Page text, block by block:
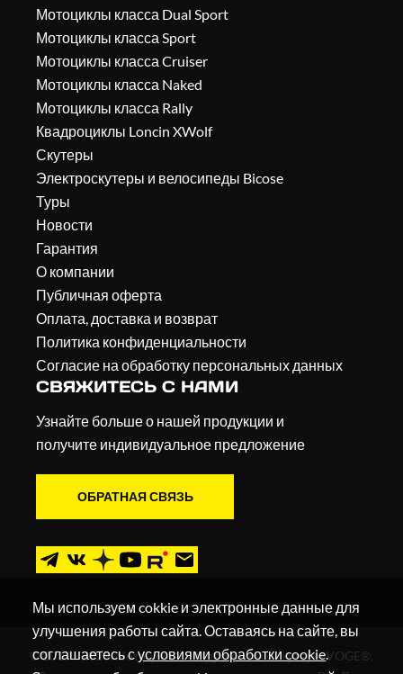
Мотоциклы класса Dual Sport
Мотоциклы класса Sport
Мотоциклы класса Cruiser
Мотоциклы класса Naked
Мотоциклы класса Rally
Квадроциклы Loncin XWolf
Скутеры
Электроскутеры и велосипеды Bicose
Туры
Новости
Гарантия
О компании
Публичная оферта
Оплата, доставка и возврат
Политика конфиденциальности
Согласие на обработку персональных данных
СВЯЖИТЕСЬ С НАМИ
Узнайте больше о нашей продукции и
получите индивидуальное предложение
ОБРАТНАЯ СВЯЗЬ
© 2019 - 2026. Мотоциклы, квадроциклы и скутеры VOGE®.
Мы используем cokkie и электронные данные для
улучшения работы сайта. Оставаясь на сайте, вы
соглашаетесь сусловиями обработки cookie.